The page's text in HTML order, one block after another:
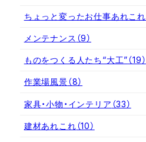
ちょっと変ったお仕事あれこれ
メンテナンス （9）
ものをつくる人たち“大工”（19）
作業場風景（8）
家具・小物・インテリア （33）
建材あれこれ（10）